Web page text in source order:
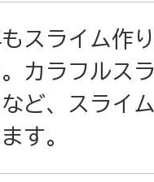
スライム作
。カラフルス
ど、スライ
す。